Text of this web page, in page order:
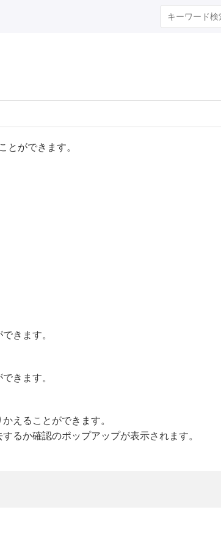
とができます。
きます。
きます。
えることができます。
るか確認のポップアップが表示されます。